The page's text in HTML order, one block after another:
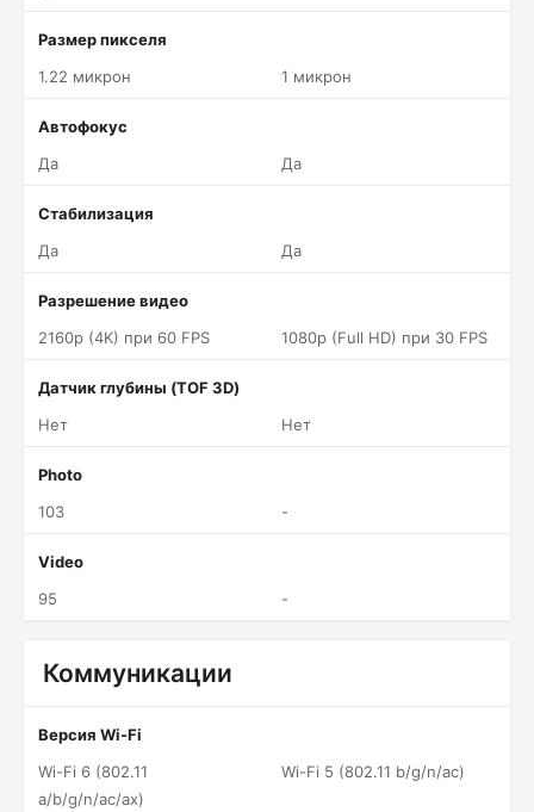
Размер пикселя
1.22 микрон
1 микрон
Автофокус
Да
Да
Стабилизация
Да
Да
Разрешение видео
2160p (4K) при 60 FPS
1080p (Full HD) при 30 FPS
Датчик глубины (TOF 3D)
Нет
Нет
Photo
103
-
Video
95
-
Коммуникации
Версия Wi-Fi
Wi-Fi 6 (802.11
a/b/g/n/ac/ax)
Wi-Fi 5 (802.11 b/g/n/ac)